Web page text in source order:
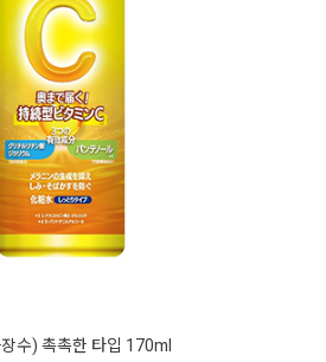
수) 촉촉한 타입 170ml